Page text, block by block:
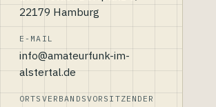
22179 Hamburg
E-MAIL
info@amateurfunk-im-
alstertal.de
ORTSVERBANDSVORSITZENDER